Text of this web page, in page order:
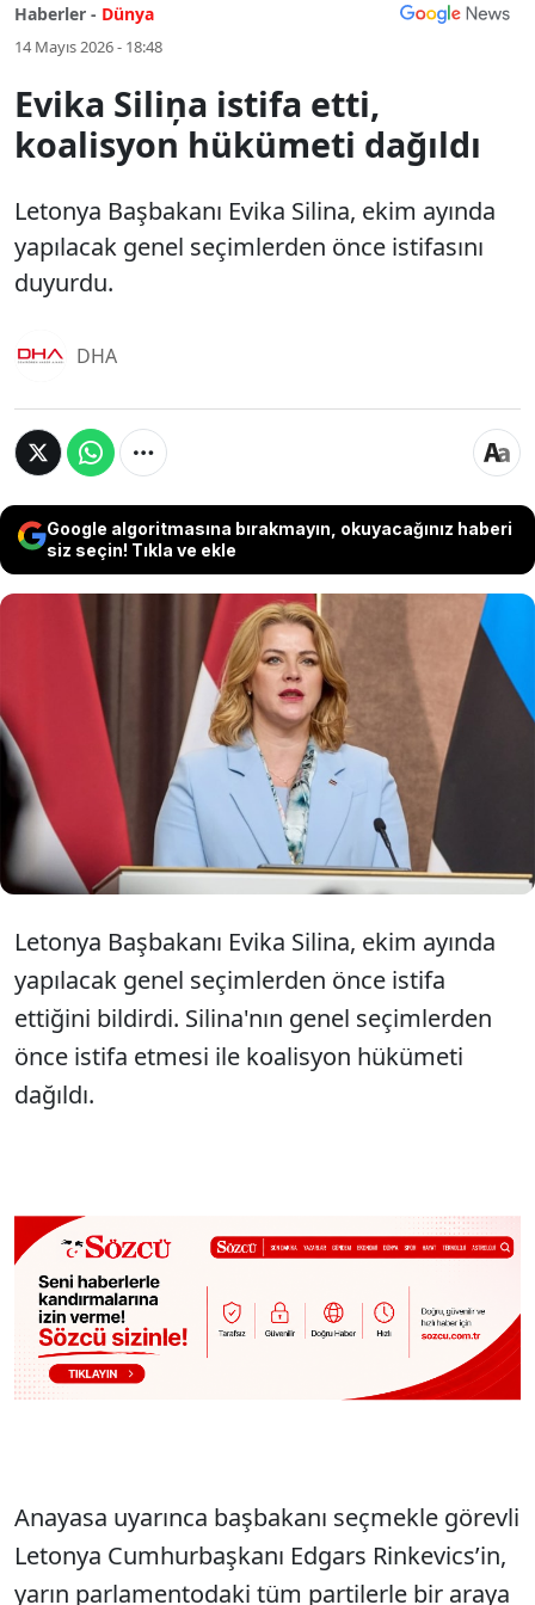
Haberler - Dünya
14 Mayıs 2026 - 18:48
Evika Siliņa istifa etti,
koalisyon hükümeti dağıldı
Letonya Başbakanı Evika Silina, ekim ayında
yapılacak genel seçimlerden önce istifasını
duyurdu.
DHA
Google algoritmasına bırakmayın, okuyacağınız haberi
siz seçin! Tıkla ve ekle
Letonya Başbakanı Evika Silina, ekim
ayında yapılacak genel seçimlerden
önce istifasını duyurdu.
Letonya Başbakanı Evika Silina, ekim ayında
yapılacak genel seçimlerden önce istifa
ettiğini bildirdi. Silina'nın genel seçimlerden
önce istifa etmesi ile koalisyon hükümeti
dağıldı.
Anayasa uyarınca başbakanı seçmekle görevli
Letonya Cumhurbaşkanı Edgars Rinkevics’in,
yarın parlamentodaki tüm partilerle bir araya